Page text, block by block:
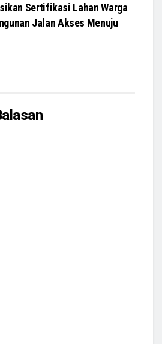
Sertifikasi Lahan Warga
Jalan Akses Menuju